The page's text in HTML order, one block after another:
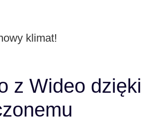
klimat!
z Wideo dzięki